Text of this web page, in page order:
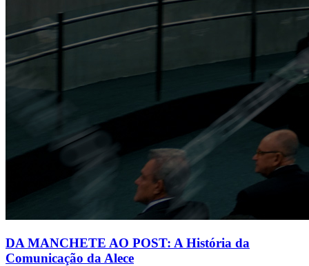
DA MANCHETE AO POST: A História da
Comunicação da Alece